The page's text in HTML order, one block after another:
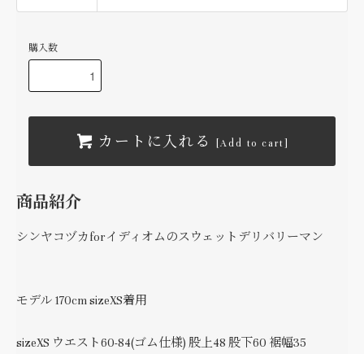
購入数
カートに入れる [Add to cart]
商品紹介
シンヤコヅカforイディオムのスウェットデリバリーマン
モデル 170cm sizeXS着用
sizeXS ウエスト60-84(ゴム仕様) 股上48 股下60 裾幅35